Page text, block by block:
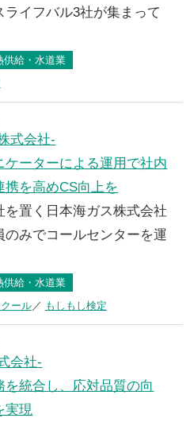
ライフバル3社が集まって
供給・水道業
式会社-
ケーターによる運用で社内
携を高めCS向上を
を置く日本海ガス株式会社
のみでコールセンターを運
供給・水道業
ール
もしもし検定
会社-
を統合し、応対品質の向
実現